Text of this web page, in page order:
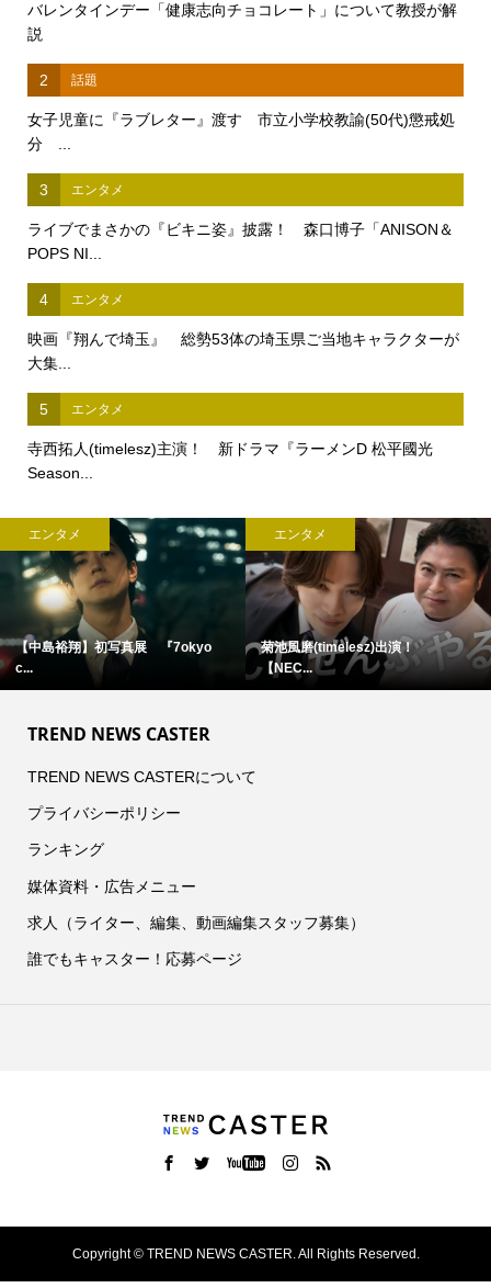
バレンタインデー「健康志向チョコレート」について教授が解
説
2 話題
女子児童に『ラブレター』渡す 市立小学校教諭(50代)懲戒処
分 ...
3 エンタメ
ライブでまさかの『ビキニ姿』披露！ 森口博子「ANISON＆
POPS NI...
4 エンタメ
映画『翔んで埼玉』 総勢53体の埼玉県ご当地キャラクターが
大集...
5 エンタメ
寺西拓人(timelesz)主演！ 新ドラマ『ラーメンD 松平國光
Season...
エンタメ
【中島裕翔】初写真展 『7okyo
c...
エンタメ
菊池風磨(timelesz)出演！
【NEC...
TREND NEWS CASTER
TREND NEWS CASTERについて
プライバシーポリシー
ランキング
媒体資料・広告メニュー
求人（ライター、編集、動画編集スタッフ募集）
誰でもキャスター！応募ページ
Copyright ©TREND NEWS CASTER. All Rights Reserved.